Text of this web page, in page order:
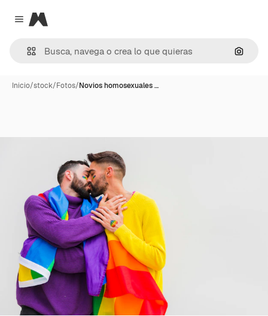
Close menu
Magnific
Inicio/stock/Fotos/Novios homosexuales …